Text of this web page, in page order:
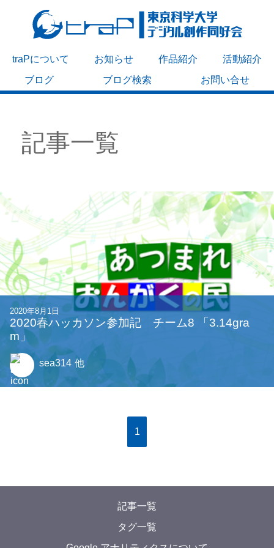
traPについて お知らせ 作品紹介
活動紹介
ブログ
ブログ検索 お問い合せ
記事一覧
2020年8月1日
2020春ハッカソン参加記 チーム8 「3.14gra
m」
sea314 他
1
記事一覧
タグ一覧